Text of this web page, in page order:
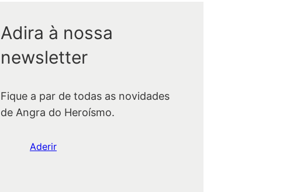
Adira à nossa
newsletter
Fique a par de todas as novidades
de Angra do Heroísmo.
Aderir